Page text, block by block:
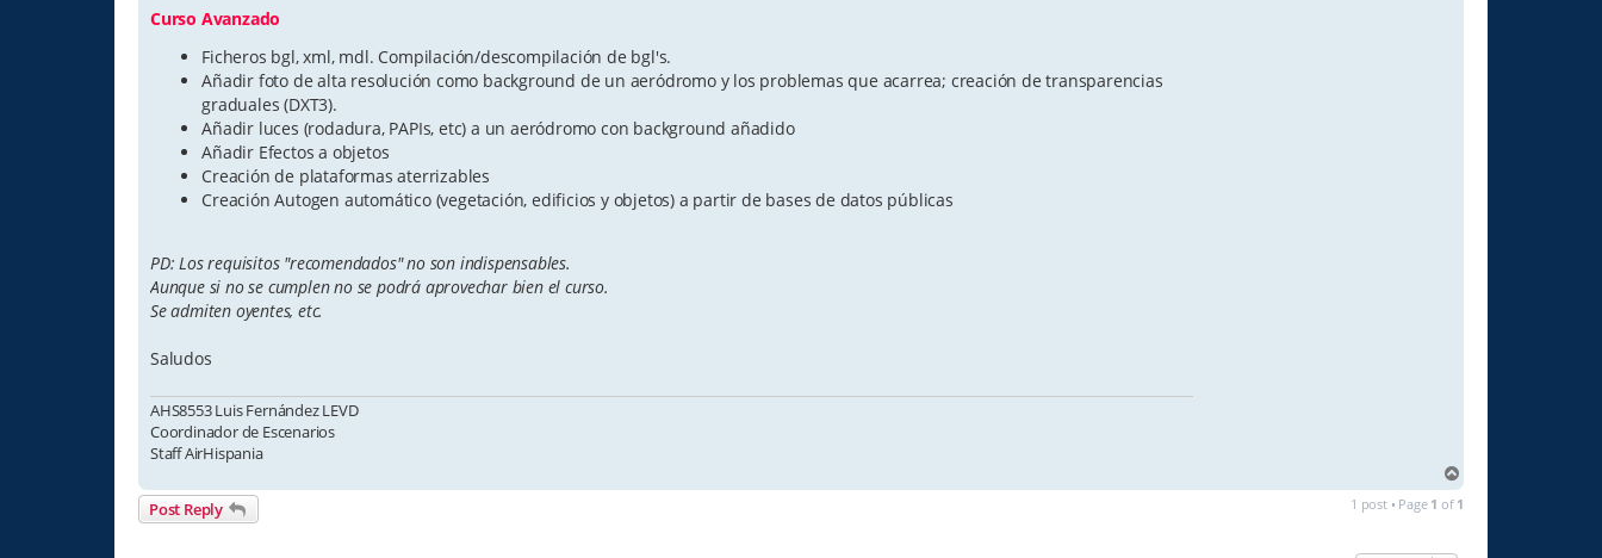
Curso Avanzado
Ficheros bgl, xml, mdl. Compilación/descompilación de bgl's.
Añadir foto de alta resolución como background de un aeródromo y los problemas que acarrea; creación de transparencias
graduales (DXT3).
Añadir luces (rodadura, PAPIs, etc) a un aeródromo con background añadido
Añadir Efectos a objetos
Creación de plataformas aterrizables
Creación Autogen automático (vegetación, edificios y objetos) a partir de bases de datos públicas
PD: Los requisitos "recomendados" no son indispensables.
Aunque si no se cumplen no se podrá aprovechar bien el curso.
Se admiten oyentes, etc.
Saludos
AHS8553 Luis Fernández LEVD
Coordinador de Escenarios
Staff AirHispania
Post Reply 1 post • Page 1 of 1